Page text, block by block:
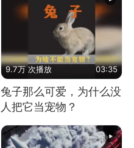
9.7万 次播放 03:35
兔子那么可爱，为什么没
人把它当宠物？